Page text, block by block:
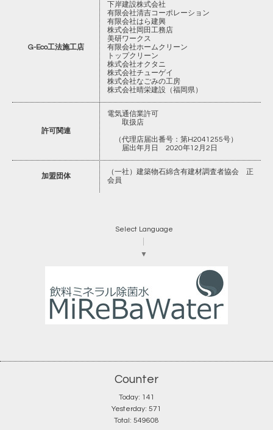
G-Eco工法施工店
下岸建設株式会社
有限会社清吉コーポレーション
有限会社はら建興
株式会社岡田工務店
美研ワークス
有限会社ホームクリーン
トップクリーン
株式会社オクタニ
株式会社チューゲイ
株式会社なごみの工房
株式会社晴栄建設（福岡県）
許可関連
電気通信業許可
取扱店
（代理店届出番号：第H2041255号）
届出年月日 2020年12月2日
加盟団体
（一社）建築物石綿含有建材調査者協会 正
会員
Select Language
▼
Counter
Today: 141
Yesterday: 571
Total: 549608